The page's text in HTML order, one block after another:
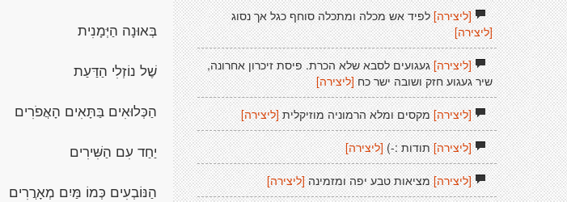
בְּאוּנָה הַיְּמָנִית
שֶׁל נוֹזְלִי הַדַּעַת
הַכְּלוּאִים בַּתָּאִים הָאֲפֹרִים
יַחַד עִם הַשִּׁירִים
הַנּוֹבְעִים כְּמוֹ מַּיִם מְאָרֲרִים
[ליצירה]לפיד אש מכלה ומתכלה סוחף כגל אך נסוג
[ליצירה]
[ליצירה]געגועים לסבא שלא הכרת. פיסת זיכרון אחרונה,
שיר געגוע חזק ושובה ישר כח [ליצירה]
[ליצירה]מקסים ומלא הרמוניה מוזיקלית [ליצירה]
[ליצירה]תודות :-) [ליצירה]
[ליצירה]מציאות טבע יפה ומזמינה [ליצירה]